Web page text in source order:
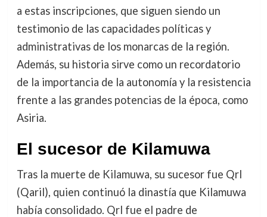
a estas inscripciones, que siguen siendo un
testimonio de las capacidades políticas y
administrativas de los monarcas de la región.
Además, su historia sirve como un recordatorio
de la importancia de la autonomía y la resistencia
frente a las grandes potencias de la época, como
Asiria.
El sucesor de Kilamuwa
Tras la muerte de Kilamuwa, su sucesor fue Qrl
(Qaril), quien continuó la dinastía que Kilamuwa
había consolidado. Qrl fue el padre de